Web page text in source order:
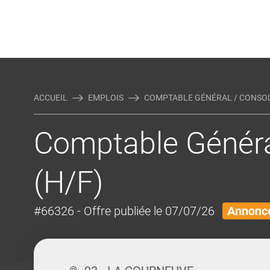
ACCUEIL EMPLOIS COMPTABLE GÉNÉRAL /
Comptable
(H/F)
#66326 - Offre publiée le 07/07/26